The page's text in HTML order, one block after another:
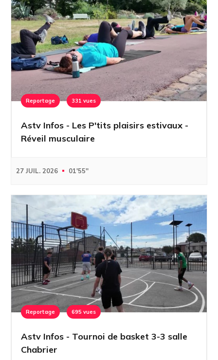
Reportage 331 vues
Astv Infos - Les P'tits plaisirs estivaux -
Réveil musculaire
27 JUIL. 2026 01'55''
Reportage 695 vues
Astv Infos - Tournoi de basket 3-3 salle
Chabrier